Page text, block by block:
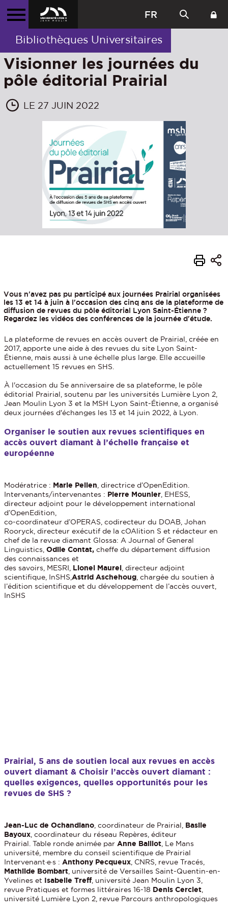
FR
Bibliothèques Universitaires
Visionner les journées du
pôle éditorial Prairial
LE 27 JUIN 2022
Vous n'avez pas pu participé aux journées Prairial organisées
les 13 et 14 à juin à l'occasion des cinq ans de la plateforme de
diffusion de revues du pôle éditorial Lyon Saint-Étienne ?
Regardez les vidéos des conférences de la journée d'étude.
La plateforme de revues en accès ouvert de Prairial, créée en
2017, apporte une aide à des revues du site Lyon Saint-
Étienne, mais aussi à une échelle plus large. Elle accueille
actuellement 15 revues en SHS.
À l'occasion du 5e anniversaire de sa plateforme, le pôle
éditorial Prairial, soutenu par les universités Lumière Lyon 2,
Jean Moulin Lyon 3 et la MSH Lyon Saint-Étienne, a organisé
deux journées d'échanges les 13 et 14 juin 2022, à Lyon.
Organiser le soutien aux revues scientifiques en
accès ouvert diamant à l’échelle française et
européenne
Modératrice : Marie Pellen , directrice d’OpenEdition.
Intervenants/intervenantes : Pierre Mounier , EHESS,
directeur adjoint pour le développement international
d’OpenEdition,
co-coordinateur d’OPERAS, codirecteur du DOAB, Johan
Rooryck, directeur exécutif de la cOAlition S et rédacteur en
chef de la revue diamant Glossa: A Journal of General
Linguistics,Odile Contat, cheffe du département diffusion
des connaissances et
des savoirs, MESRI, Lionel Maurel , directeur adjoint
scientifique, InSHS, Astrid Aschehoug , chargée du soutien à
l’édition scientifique et du développement de l’accès ouvert,
InSHS
Prairial, 5 ans de soutien local aux revues en accès
ouvert diamant & Choisir l’accès ouvert diamant :
quelles exigences, quelles opportunités pour les
revues de SHS ?
Jean-Luc de Ochandiano , coordinateur de Prairial, Basile
Bayoux , coordinateur du réseau Repères, éditeur
Prairial. Table ronde animée par Anne Baillot , Le Mans
université, membre du conseil scientifique de Prairial
Intervenant·e·s : Anthony Pecqueux , CNRS, revue Tracés,
Mathilde Bombart , université de Versailles Saint-Quentin-en-
Yvelines et Isabelle Treff, université Jean Moulin Lyon 3,
revue Pratiques et formes littéraires 16-18 Denis Cerclet
université Lumière Lyon 2, revue Parcours anthropologiques